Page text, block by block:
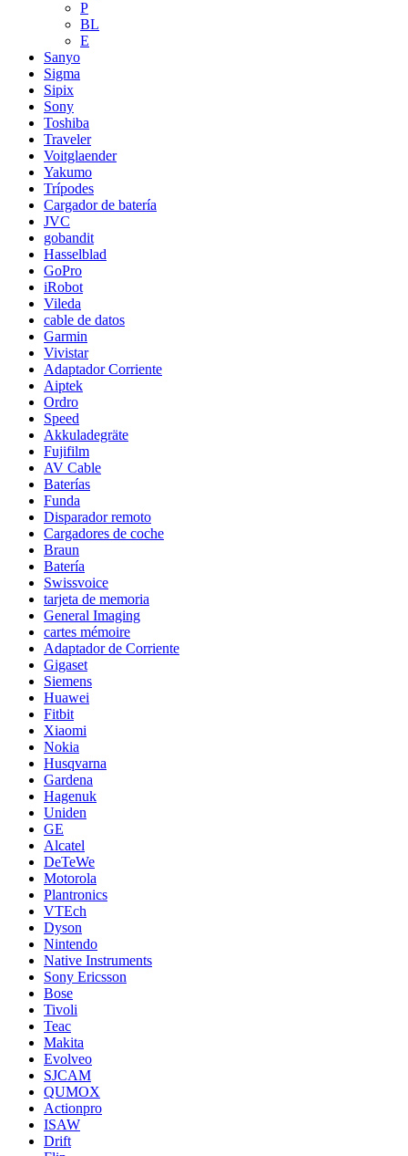
P
BL
E
Sanyo
Sigma
Sipix
Sony
Toshiba
Traveler
Voitglaender
Yakumo
Trípodes
Cargador de batería
JVC
gobandit
Hasselblad
GoPro
iRobot
Vileda
cable de datos
Garmin
Vivistar
Adaptador Corriente
Aiptek
Ordro
Speed
Akkuladegräte
Fujifilm
AV Cable
Baterías
Funda
Disparador remoto
Cargadores de coche
Braun
Batería
Swissvoice
tarjeta de memoria
General Imaging
cartes mémoire
Adaptador de Corriente
Gigaset
Siemens
Huawei
Fitbit
Xiaomi
Nokia
Husqvarna
Gardena
Hagenuk
Uniden
GE
Alcatel
DeTeWe
Motorola
Plantronics
VTEch
Dyson
Nintendo
Native Instruments
Sony Ericsson
Bose
Tivoli
Teac
Makita
Evolveo
SJCAM
QUMOX
Actionpro
ISAW
Drift